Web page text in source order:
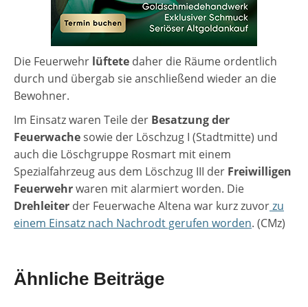
Die Feuerwehr lüftete daher die Räume ordentlich
durch und übergab sie anschließend wieder an die
Bewohner.
Im Einsatz waren Teile der Besatzung der
Feuerwachesowie der Löschzug I (Stadtmitte) und
auch die Löschgruppe Rosmart mit einem
Spezialfahrzeug aus dem Löschzug III der Freiwilligen
Feuerwehrwaren mit alarmiert worden. Die
Drehleiter der Feuerwache Altena war kurz zuvorzu
einem Einsatz nach Nachrodt gerufen worden. (CMz)
Ähnliche Beiträge